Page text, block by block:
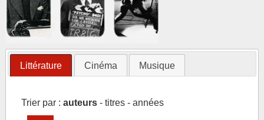
Littérature Cinéma Musique
Trier par : auteurs- titres- années